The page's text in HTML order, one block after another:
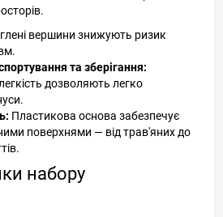
вершини знижують ризик
та зберігання:
дозволяють легко
Пластикова основа забезпечує
поверхнями — від трав'яних до
набору